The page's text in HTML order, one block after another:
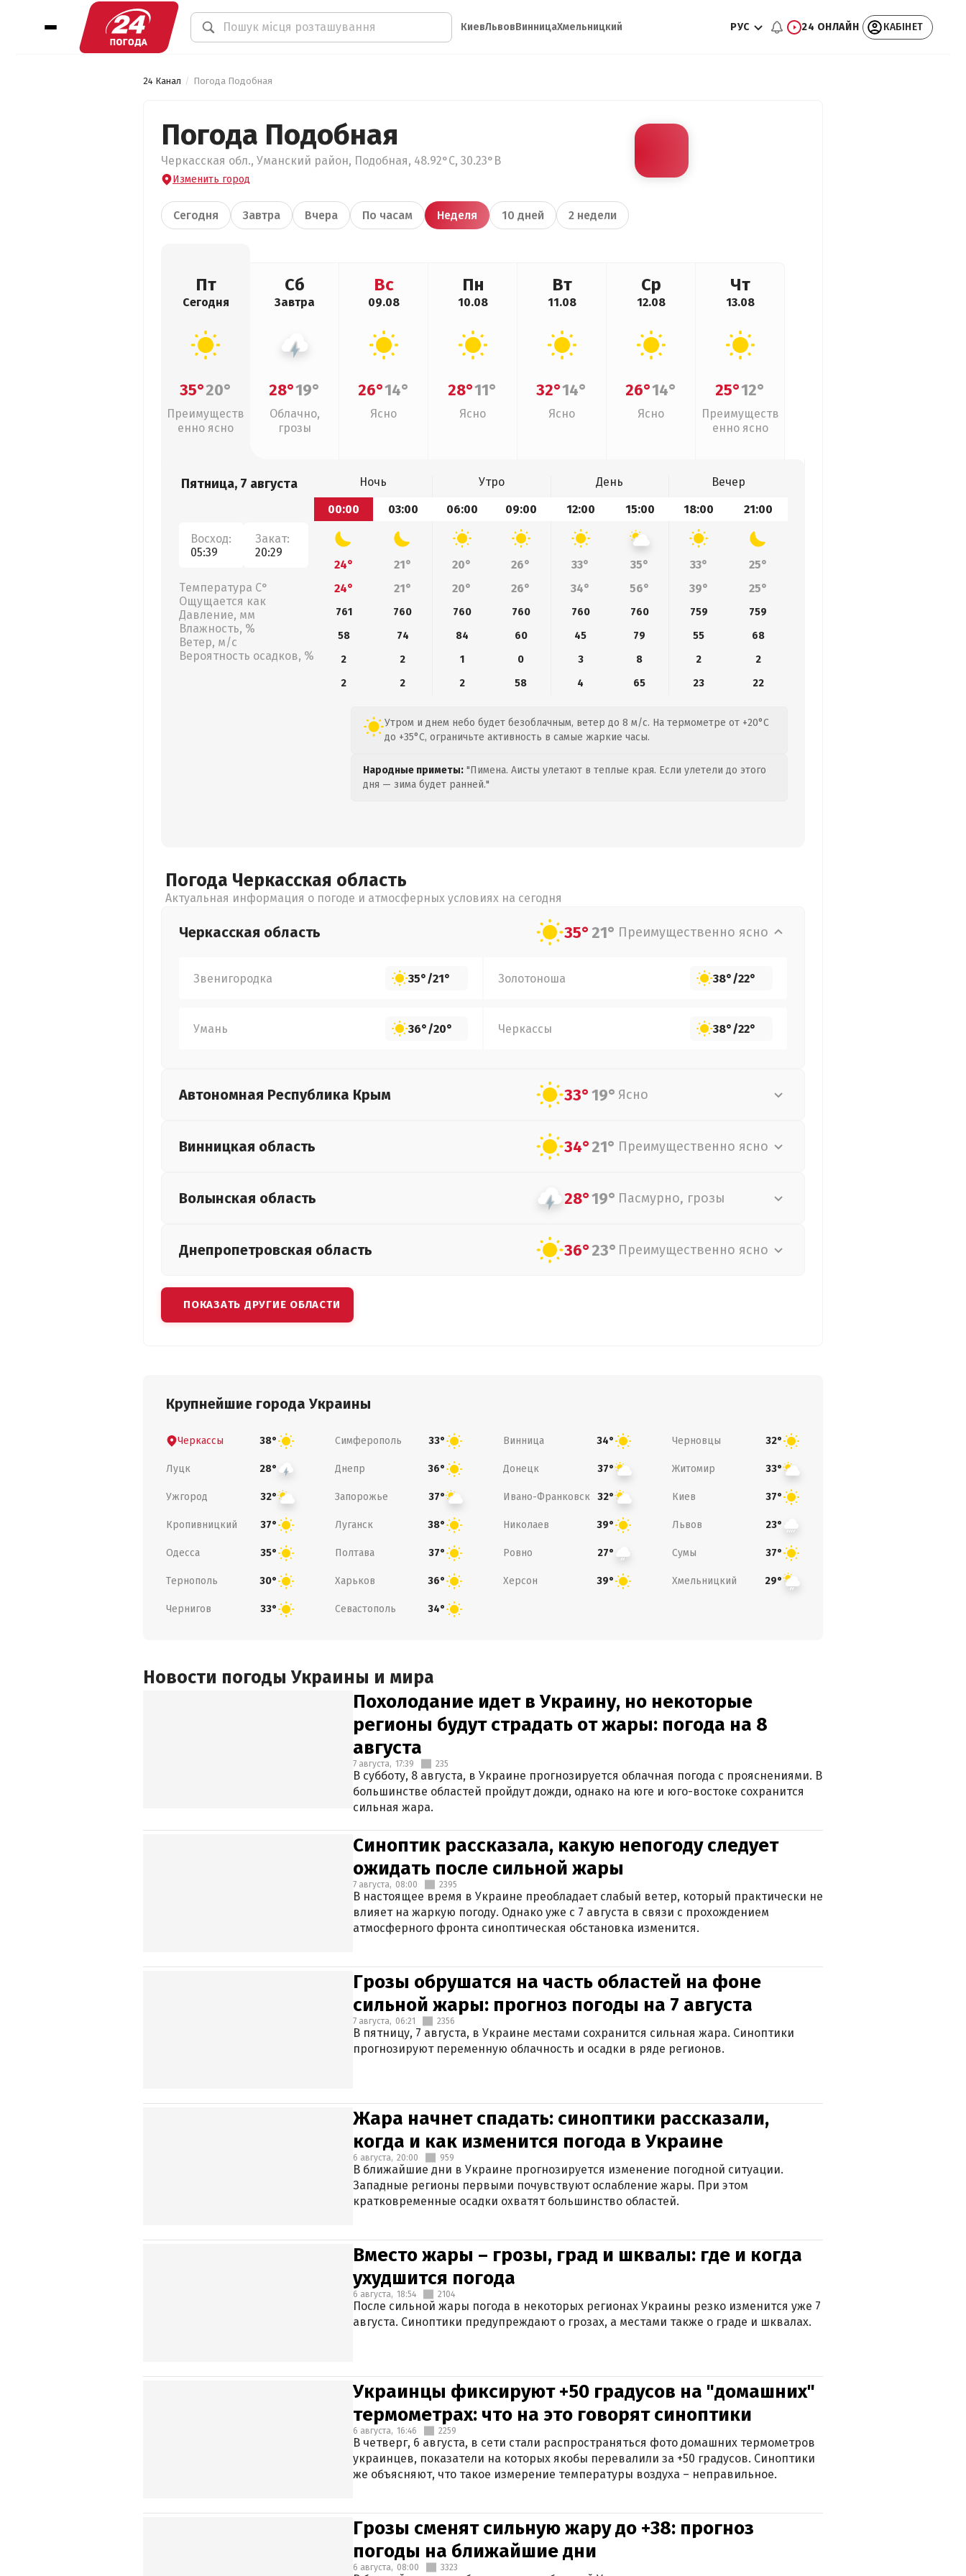
КиевЛьвовВинницаХмельницкий РУС 24 ОНЛАЙН КАБІНЕТ
24 Канал Погода Подобная
Погода Подобная
Черкасская обл., Уманский район, Подобная, 48.92°С, 30.23°В
Изменить город
Сегодня Завтра Вчера По часам Неделя 10 дней 2 недели
Пт
Сегодня
35°20°
Преимуществ
енно ясно
Сб
Завтра
28°19°
Облачно,
грозы
Вс
09.08
26°14°
Ясно
Пн
10.08
28°11°
Ясно
Вт
11.08
32°14°
Ясно
Ср
12.08
26°14°
Ясно
Чт
13.08
25°12°
Преимуществ
енно ясно
Пятница, 7 августа
Восход:
05:39
Закат:
20:29
Температура С°
Ощущается как
Давление, мм
Влажность, %
Ветер, м/с
Вероятность осадков, %
Ночь Утро День
Вечер
00:00
03:00 06:00 09:00 12:00 15:00 18:00 21:00
24° 21° 20° 26° 33° 35° 33°
25°
24°
21° 20° 26° 34° 56° 39° 25°
761 760 760 760 760 760 759
759
58
74 84 60 45 79 55
68
2
2 1 0 3 8 2
2
2
2 2 58 4 65 23 22
Утром и днем небо будет безоблачным, ветер до 8 м/с. На термометре от +20°C
до +35°C, ограничьте активность в самые жаркие часы.
Народные приметы: "Пимена. Аисты улетают в теплые края. Если улетели до этого
дня — зима будет ранней."
Погода Черкасская область
Актуальная информация о погоде и атмосферных условиях на сегодня
Черкасская область 35°21° Преимущественно ясно
Звенигородка 35°/21° Золотоноша 38°/22°
Умань 36°/20° Черкассы 38°/22°
Автономная Республика Крым 33°19° Ясно
Винницкая область 34°21° Преимущественно ясно
Волынская область 28°19° Пасмурно, грозы
Днепропетровская область 36°23° Преимущественно ясно
ПОКАЗАТЬ ДРУГИЕ ОБЛАСТИ
Крупнейшие города Украины
Черкассы 38° Симферополь 33° Винница 34° Черновцы 32°
Луцк 28° Днепр 36° Донецк 37° Житомир 33°
Ужгород 32° Запорожье 37° Ивано-Франковск 32° Киев 37°
Кропивницкий 37° Луганск 38° Николаев 39° Львов 23°
Одесса 35° Полтава 37° Ровно 27° Сумы 37°
Тернополь 30° Харьков 36° Херсон 39° Хмельницкий 29°
Чернигов 33° Севастополь 34°
Новости погоды Украины и мира
Похолодание идет в Украину, но некоторые
регионы будут страдать от жары: погода на 8
августа
7 августа, 17:39 235
В субботу, 8 августа, в Украине прогнозируется облачная погода с прояснениями. В
большинстве областей пройдут дожди, однако на юге и юго-востоке сохранится
сильная жара.
Синоптик рассказала, какую непогоду следует
ожидать после сильной жары
7 августа, 08:00 2395
В настоящее время в Украине преобладает слабый ветер, который практически не
влияет на жаркую погоду. Однако уже с 7 августа в связи с прохождением
атмосферного фронта синоптическая обстановка изменится.
Грозы обрушатся на часть областей на фоне
сильной жары: прогноз погоды на 7 августа
7 августа, 06:21 2356
В пятницу, 7 августа, в Украине местами сохранится сильная жара. Синоптики
прогнозируют переменную облачность и осадки в ряде регионов.
Жара начнет спадать: синоптики рассказали,
когда и как изменится погода в Украине
6 августа, 20:00 959
В ближайшие дни в Украине прогнозируется изменение погодной ситуации.
Западные регионы первыми почувствуют ослабление жары. При этом
кратковременные осадки охватят большинство областей.
Вместо жары – грозы, град и шквалы: где и когда
ухудшится погода
6 августа, 18:54 2104
После сильной жары погода в некоторых регионах Украины резко изменится уже 7
августа. Синоптики предупреждают о грозах, а местами также о граде и шквалах.
Украинцы фиксируют +50 градусов на "домашних"
термометрах: что на это говорят синоптики
6 августа, 16:46 2259
В четверг, 6 августа, в сети стали распространяться фото домашних термометров
украинцев, показатели на которых якобы перевалили за +50 градусов. Синоптики
же объясняют, что такое измерение температуры воздуха – неправильное.
Грозы сменят сильную жару до +38: прогноз
погоды на ближайшие дни
6 августа, 08:00 3323